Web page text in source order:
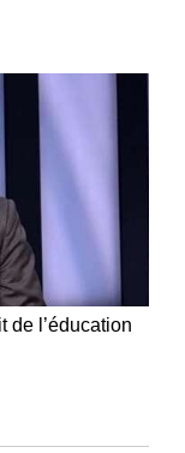
de l’éducation